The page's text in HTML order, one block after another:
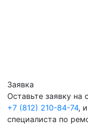
Заявка
Оставьте заявку на
+7 (812) 210-84-74,
специалиста по